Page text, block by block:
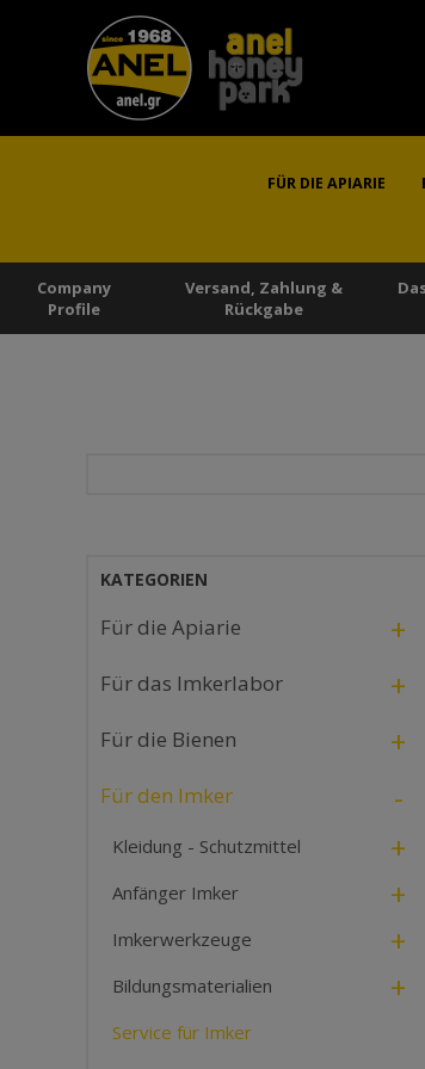
FÜR DIE APIARIE
Company
Profile
Versand, Zahlung &
Rückgabe
KATEGORIEN
Für die Apiarie +
Für das Imkerlabor +
Für die Bienen +
Für den Imker -
Kleidung - Schutzmittel +
Anfänger Imker +
Imkerwerkzeuge +
Bildungsmaterialien +
Service für Imker